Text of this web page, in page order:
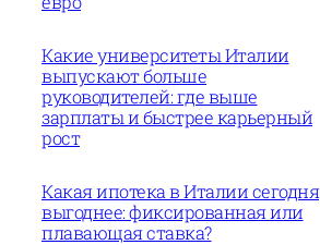
Какие университеты Италии
выпускают больше
руководителей: где выше
зарплаты и быстрее карьерный
рост
Какая ипотека в Италии сегодня
выгоднее: фиксированная или
плавающая ставка?